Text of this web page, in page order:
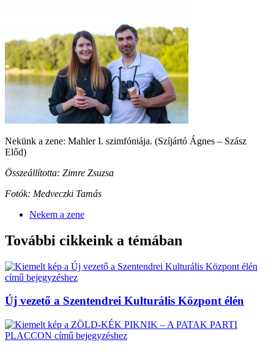
Nekünk a zene: Mahler I. szimfóniája. (Szíjártó Ágnes – Szász
Előd)
Összeállította: Zimre Zsuzsa
Fotók: Medveczki Tamás
Nekem a zene
További cikkeink a témában
Új vezető a Szentendrei Kulturális Központ élén